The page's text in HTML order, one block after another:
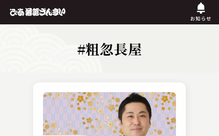
お知らせ
#粗忽長屋